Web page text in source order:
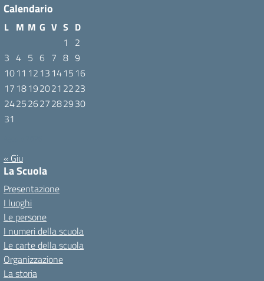
Calendario
L M M G V S D
1
2
3 4 5 6 7 8 9
1011 12 13 1415 16
17 18192021 2223
24252627282930
31
« Giu
La Scuola
Presentazione
I luoghi
Le persone
I numeri della scuola
Le carte della scuola
Organizzazione
La storia